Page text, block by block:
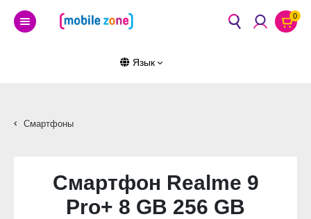
0
Язык
Смартфоны
Смартфон Realme 9
Pro+ 8 GB 256 GB